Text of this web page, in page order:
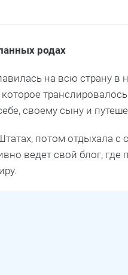
родах
на всю страну в
своему сыну и
потом отдыхала
ведет свой блог,